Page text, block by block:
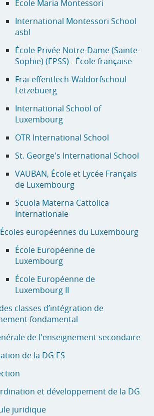
École Maria Montessori
International Montessori School
asbl
École Privée Notre-Dame (Sainte-
Sophie) (EPSS) - École française
Fräi-ëffentlech-Waldorfschoul
Lëtzebuerg
International School of
Luxembourg
OTR International School
St. George's International School
VAUBAN, École et Lycée Français
de Luxembourg
Scuola Materna Cattolica
Internationale
Écoles européennes du Luxembourg
École Européenne de
Luxembourg
École Européenne de
Luxembourg II
classes d’intégration de
fondamental
de l'enseignement secondaire
de la DG ES
et développement de la DG
juridique